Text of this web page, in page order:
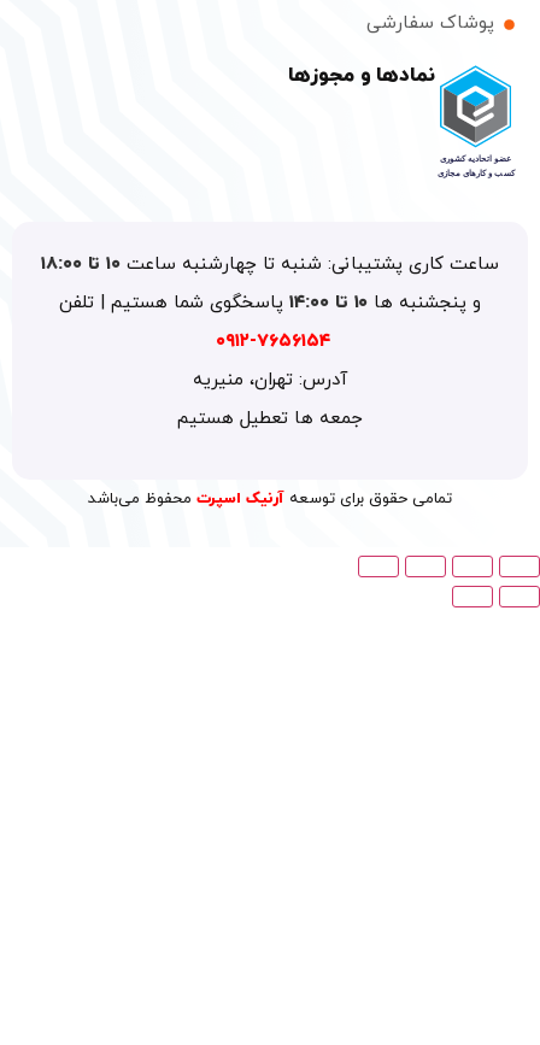
سفارشی
نمادها و مجوزها
کاری پشتیبانی: شنبه تا چهارشنبه ساعت۱۰ تا ۱۸:۰۰
پنجشنبه ها۱۰ تا ۱۴:۰۰
پاسخگوی شما هستیم | تلفن
۷۶۵۶۱۵۴-۰۹۱۲
آدرس: تهران، منیریه
جمعه ها تعطیل هستیم
تمامی حقوق برای توسعهآرنیک اسپرتمحفوظ می‌باشد